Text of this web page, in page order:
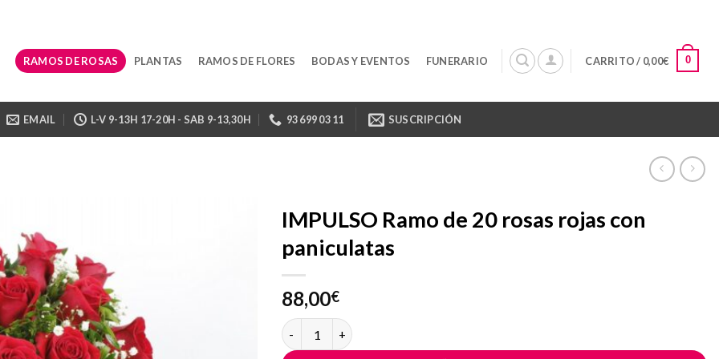
RAMOS DE ROSAS PLANTAS RAMOS DE FLORES BODAS Y EVENTOS FUNERARIO CARRITO / 0,00€ 0
EMAIL L-V 9-13H 17-20H - SAB 9-13,30H 93 699 03 11 SUSCRIPCIÓN
IMPULSO Ramo de 20 rosas rojas con
paniculatas
88,00€
IMPULSO Ramo de 20 rosas rojas con paniculatas cantidad